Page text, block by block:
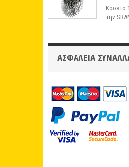
Κασέτα
την
ΑΣΦΆΛΕΙΑ